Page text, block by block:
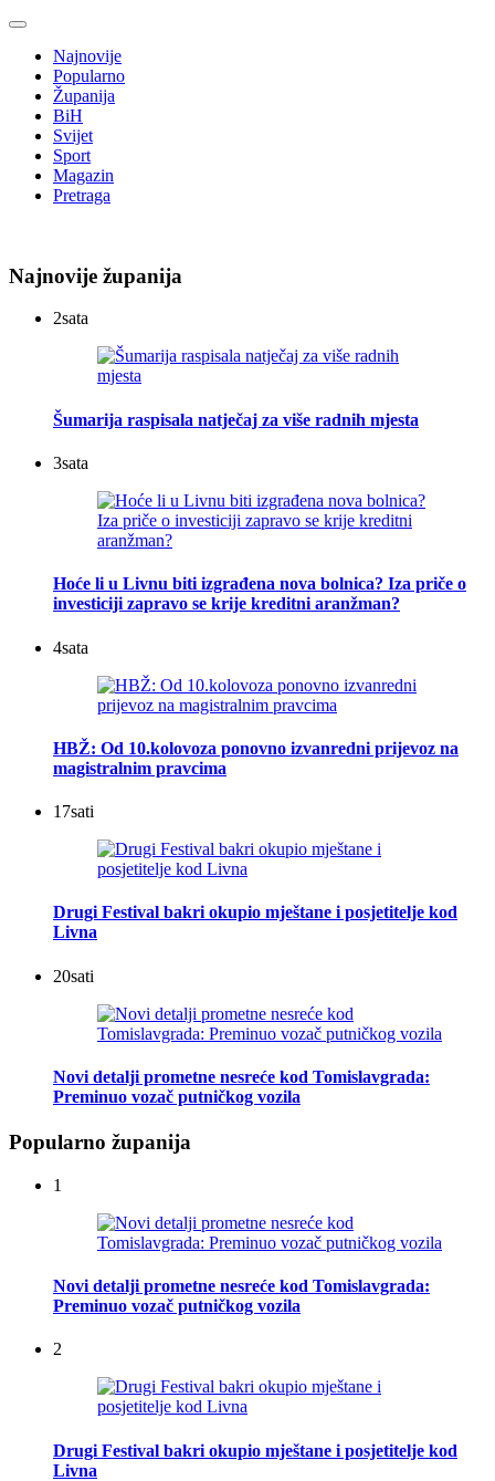
Najnovije
Popularno
Županija
BiH
Svijet
Sport
Magazin
Pretraga
Najnovije županija
2sata
Šumarija raspisala natječaj za više radnih mjesta
3sata
Hoće li u Livnu biti izgrađena nova bolnica? Iza priče o
investiciji zapravo se krije kreditni aranžman?
4sata
HBŽ: Od 10.kolovoza ponovno izvanredni prijevoz na
magistralnim pravcima
17sati
Drugi Festival bakri okupio mještane i posjetitelje kod
Livna
20sati
Novi detalji prometne nesreće kod Tomislavgrada:
Preminuo vozač putničkog vozila
Popularno županija
1
Novi detalji prometne nesreće kod Tomislavgrada:
Preminuo vozač putničkog vozila
2
Drugi Festival bakri okupio mještane i posjetitelje kod
Livna